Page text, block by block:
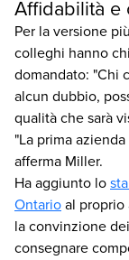
Affidabilità e
Per la versione
colleghi hanno
domandato: "Chi
alcun dubbio,
qualità che sarà
"La prima
afferma Miller.
Ha aggiunto lo
Ontarioal proprio
la convinzione
consegnare